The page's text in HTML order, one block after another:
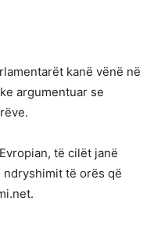
kanë vënë në
argumentuar se
të cilët janë
të orës që